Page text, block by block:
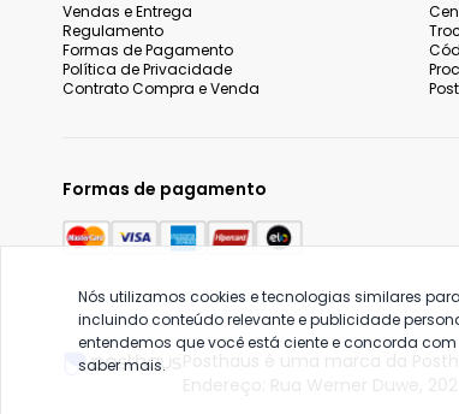
Vendas e Entrega
Regulamento
Formas de Pagamento
Política de Privacidade
Contrato Compra e Venda
Formas de pagamento
Endereço: Rua Werner Duwe,
Nós utilizamos cookies e tecnologias similares
incluindo conteúdo relevante e publicidade
entendemos que você está ciente e concorda
saber mais.